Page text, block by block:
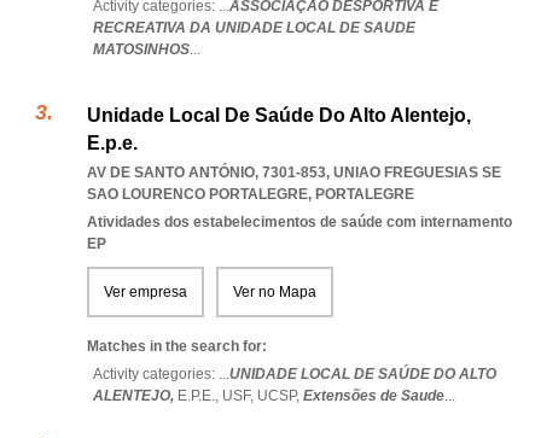
Activity categories: ...ASSOCIAÇÃO DESPORTIVA E
RECREATIVA DA UNIDADE LOCAL DE SAUDE
MATOSINHOS...
Unidade Local De Saúde Do Alto Alentejo,
E.p.e.
AV DE SANTO ANTÓNIO, 7301-853, UNIAO FREGUESIAS SE
SAO LOURENCO PORTALEGRE, PORTALEGRE
Atividades dos estabelecimentos de saúde com internamento
EP
Ver empresa Ver no Mapa
Matches in the search for:
Activity categories: ...UNIDADE LOCAL DE SAÚDE DO ALTO
ALENTEJO, E.P.E., USF, UCSP, Extensões de Saude...